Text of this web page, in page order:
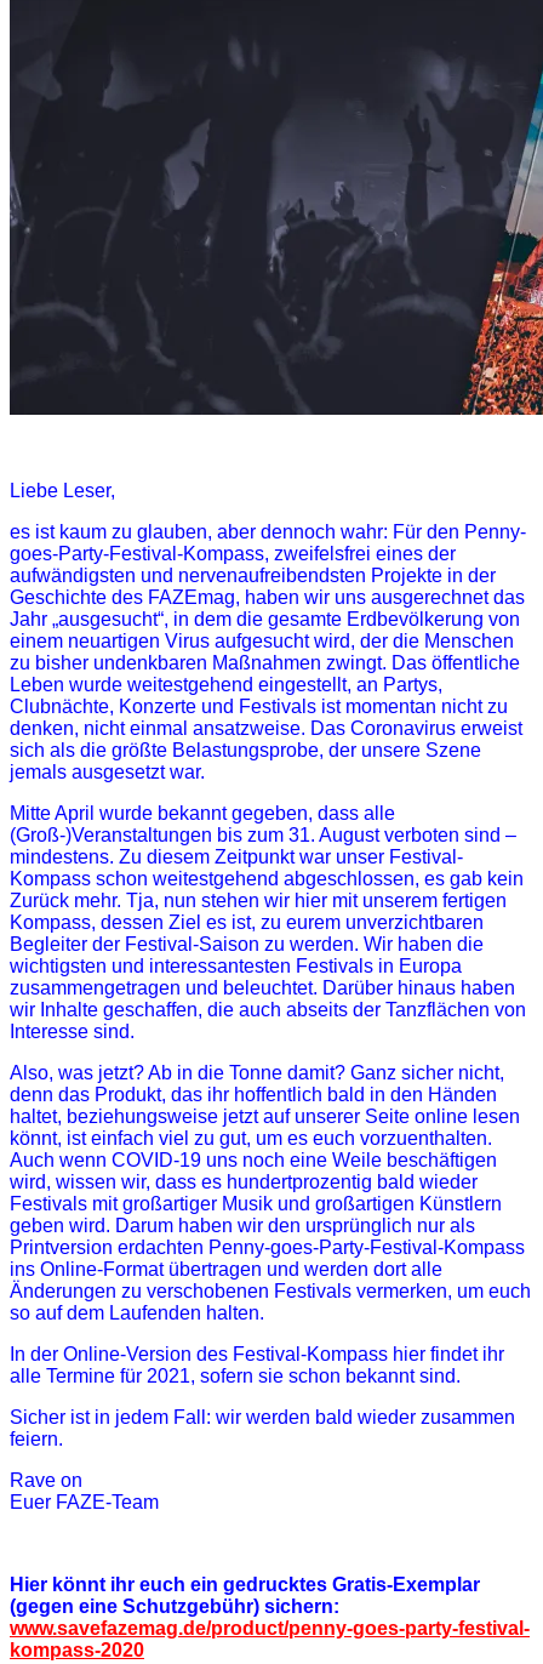
Liebe Leser,
es ist kaum zu glauben, aber dennoch wahr: Für den Penny-
goes-Party-Festival-Kompass, zweifelsfrei eines der
aufwändigsten und nervenaufreibendsten Projekte in der
Geschichte des FAZEmag, haben wir uns ausgerechnet das
Jahr „ausgesucht“, in dem die gesamte Erdbevölkerung von
einem neuartigen Virus aufgesucht wird, der die Menschen
zu bisher undenkbaren Maßnahmen zwingt. Das öffentliche
Leben wurde weitestgehend eingestellt, an Partys,
Clubnächte, Konzerte und Festivals ist momentan nicht zu
denken, nicht einmal ansatzweise. Das Coronavirus erweist
sich als die größte Belastungsprobe, der unsere Szene
jemals ausgesetzt war.
Mitte April wurde bekannt gegeben, dass alle
(Groß-)Veranstaltungen bis zum 31. August verboten sind –
mindestens. Zu diesem Zeitpunkt war unser Festival-
Kompass schon weitestgehend abgeschlossen, es gab kein
Zurück mehr. Tja, nun stehen wir hier mit unserem fertigen
Kompass, dessen Ziel es ist, zu eurem unverzichtbaren
Begleiter der Festival-Saison zu werden. Wir haben die
wichtigsten und interessantesten Festivals in Europa
zusammengetragen und beleuchtet. Darüber hinaus haben
wir Inhalte geschaffen, die auch abseits der Tanzflächen von
Interesse sind.
Also, was jetzt? Ab in die Tonne damit? Ganz sicher nicht,
denn das Produkt, das ihr hoffentlich bald in den Händen
haltet, beziehungsweise jetzt auf unserer Seite online lesen
könnt, ist einfach viel zu gut, um es euch vorzuenthalten.
Auch wenn COVID-19 uns noch eine Weile beschäftigen
wird, wissen wir, dass es hundertprozentig bald wieder
Festivals mit großartiger Musik und großartigen Künstlern
geben wird. Darum haben wir den ursprünglich nur als
Printversion erdachten Penny-goes-Party-Festival-Kompass
ins Online-Format übertragen und werden dort alle
Änderungen zu verschobenen Festivals vermerken, um euch
so auf dem Laufenden halten.
In der Online-Version des Festival-Kompass hier findet ihr
alle Termine für 2021, sofern sie schon bekannt sind.
Sicher ist in jedem Fall: wir werden bald wieder zusammen
feiern.
Rave on
Euer FAZE-Team
Hier könnt ihr euch ein gedrucktes Gratis-Exemplar
(gegen eine Schutzgebühr) sichern:
www.savefazemag.de/product/penny-goes-party-festival-
kompass-2020